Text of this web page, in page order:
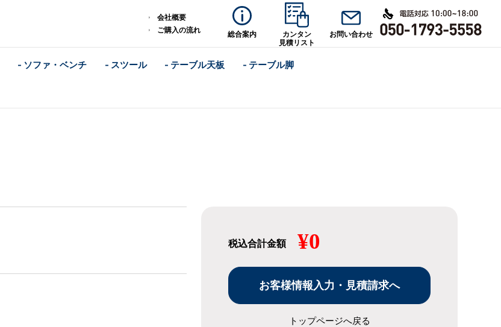
会社概要
ご購入の流れ
総合案内
カンタン
見積リスト
お問い合わせ
- ソファ・ベンチ - スツール - テーブル天板 - テーブル脚
税込合計金額 ¥0
トップページへ戻る